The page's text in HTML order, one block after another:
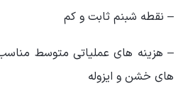
– نقطه شبنم ثابت و کم
– هزینه های عملیاتی متوسط
های خشن و ایزوله